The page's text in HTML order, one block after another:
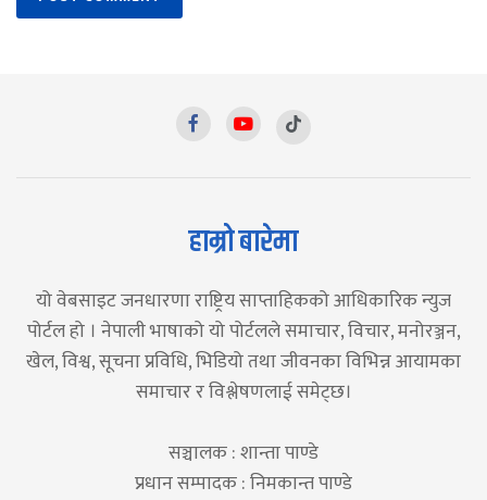
हाम्रो बारेमा
यो वेबसाइट जनधारणा राष्ट्रिय साप्ताहिकको आधिकारिक न्युज
पोर्टल हो । नेपाली भाषाको यो पोर्टलले समाचार, विचार, मनोरञ्जन,
खेल, विश्व, सूचना प्रविधि, भिडियो तथा जीवनका विभिन्न आयामका
समाचार र विश्लेषणलाई समेट्छ।
सञ्चालक : शान्ता पाण्डे
प्रधान सम्पादक : निमकान्त पाण्डे